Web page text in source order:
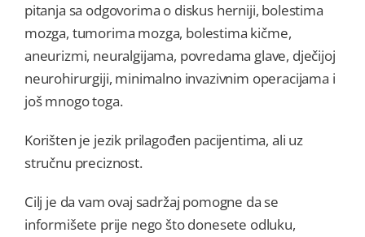
pitanja sa odgovorima o diskus herniji, bolestima
mozga, tumorima mozga, bolestima kičme,
aneurizmi, neuralgijama, povredama glave, dječijoj
neurohirurgiji, minimalno invazivnim operacijama i
još mnogo toga.
Korišten je jezik prilagođen pacijentima, ali uz
stručnu preciznost.
Cilj je da vam ovaj sadržaj pomogne da se
informišete prije nego što donesete odluku,